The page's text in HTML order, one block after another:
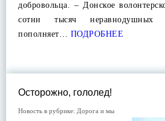
добровольца. – Донское
сотни тысяч неравнодушных
пополняет… ПОДРОБНЕЕ
Осторожно, гололед!
Новость в рубрике: Дорога и мы